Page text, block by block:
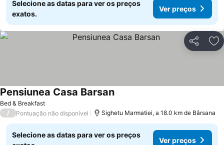
Selecione as datas para ver os preços
exatos.
Ver preços
Partilhar
Bed & Breakfast
Pensiunea Casa Barsan
/ Pontuação não disponível Sighetu Marmatiei, a 18.0 km de Bârsana
Selecione as datas para ver os preços
Ver preços